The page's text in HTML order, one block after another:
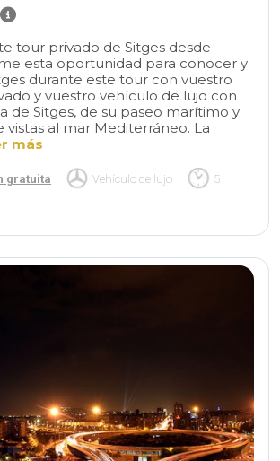
tour privado de Sitges desde
esta oportunidad para conocer y
durante este tour con vuestro
y vuestro vehículo de lujo con
de Sitges, de su paseo marítimo y
vistas al mar Mediterráneo. La
más
gratuita Vehículo de lujo 5